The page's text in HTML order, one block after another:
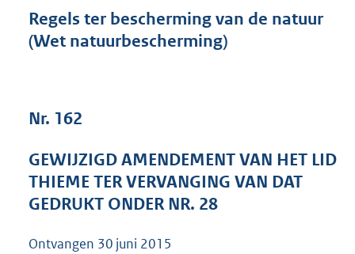
s
g
:
3
K
Regels ter bescherming van de natuur
(Wet natuurbescherming)
Nr. 162
GEWIJZIGD AMENDEMENT VAN HET LID
THIEME TER VERVANGING VAN DAT
GEDRUKT ONDER NR. 28
Ontvangen 30 juni 2015